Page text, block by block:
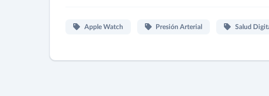
Apple Watch Presión Arterial Salud